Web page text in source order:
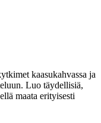
kaasukahvassa ja
Luo täydellisiä,
maata erityisesti